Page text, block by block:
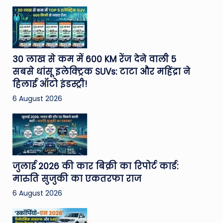
30 लाख से कम में 600 KM रेंज देने वाली 5
सबसे धांसू इलेक्ट्रिक SUVs: टाटा और महिंद्रा ने
हिलाई ऑटो इंडस्ट्री!
6 August 2026
जुलाई 2026 की कार बिक्री का रिपोर्ट कार्ड:
मारुति सुजुकी का एकतरफा राज
6 August 2026